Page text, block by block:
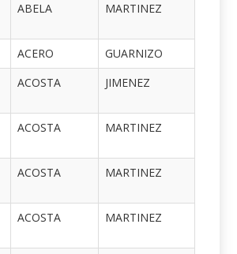
ABELA MARTINEZ
ACERO
GUARNIZO
ACOSTA JIMENEZ
ACOSTA MARTINEZ
ACOSTA MARTINEZ
ACOSTA MARTINEZ